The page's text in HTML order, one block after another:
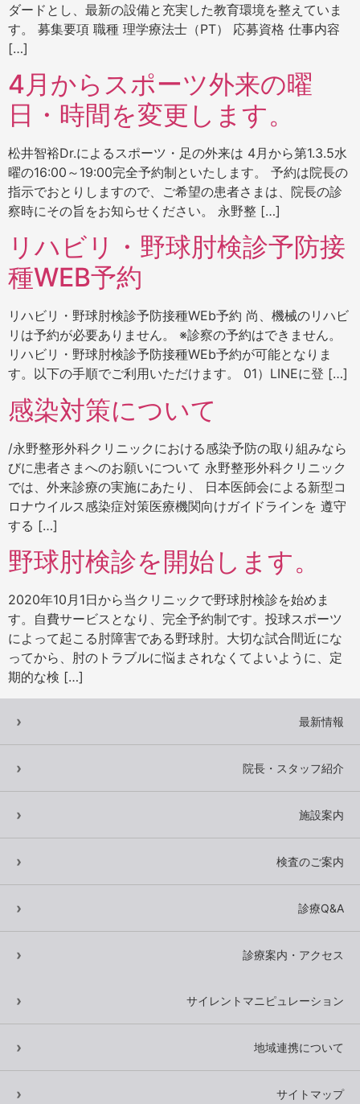
ダードとし、最新の設備と充実した教育環境を整えていま
す。 募集要項 職種 理学療法士（PT） 応募資格 仕事内容
[…]
4月からスポーツ外来の曜
日・時間を変更します。
松井智裕Dr.によるスポーツ・足の外来は 4月から第1.3.5水
曜の16:00～19:00完全予約制といたします。 予約は院長の
指示でおとりしますので、ご希望の患者さまは、院長の診
察時にその旨をお知らせください。 永野整 […]
リハビリ・野球肘検診予防接
種WEB予約
リハビリ・野球肘検診予防接種WEb予約 尚、機械のリハビ
リは予約が必要ありません。 ※診察の予約はできません。
リハビリ・野球肘検診予防接種WEb予約が可能となりま
す。以下の手順でご利用いただけます。 01）LINEに登 […]
感染対策について
/永野整形外科クリニックにおける感染予防の取り組みなら
びに患者さまへのお願いについて 永野整形外科クリニック
では、外来診療の実施にあたり、 日本医師会による新型コ
ロナウイルス感染症対策医療機関向けガイドラインを 遵守
する […]
野球肘検診を開始します。
2020年10月1日から当クリニックで野球肘検診を始めま
す。自費サービスとなり、完全予約制です。投球スポーツ
によって起こる肘障害である野球肘。大切な試合間近にな
ってから、肘のトラブルに悩まされなくてよいように、定
期的な検 […]
最新情報
院長・スタッフ紹介
施設案内
検査のご案内
診療Q&A
診療案内・アクセス
サイレントマニピュレーション
地域連携について
サイトマップ